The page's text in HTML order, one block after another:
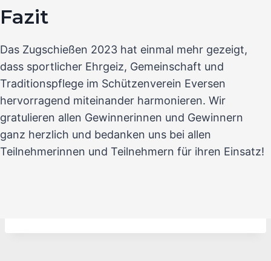
Fazit
Das Zugschießen 2023 hat einmal mehr gezeigt,
dass sportlicher Ehrgeiz, Gemeinschaft und
Traditionspflege im Schützenverein Eversen
hervorragend miteinander harmonieren. Wir
gratulieren allen Gewinnerinnen und Gewinnern
ganz herzlich und bedanken uns bei allen
Teilnehmerinnen und Teilnehmern für ihren Einsatz!